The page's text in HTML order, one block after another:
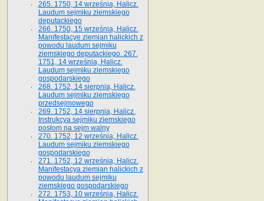
265. 1750, 14 września, Halicz.
Laudum sejmiku ziemskiego
deputackiego
266. 1750, 15 września, Halicz.
Manifestacye ziemian halickich z
powodu laudum sejmiku
ziemskiego deputackiego. 267.
1751, 14 września, Halicz.
Laudum sejmiku ziemskiego
gospodarskiego
268. 1752, 14 sierpnia, Halicz.
Laudum sejmiku ziemskiego
przedsejmowego
269. 1752, 14 sierpnia, Halicz.
Instrukcya sejmiku ziemskiego
posłom na sejm walny
270. 1752, 12 września, Halicz.
Laudum sejmiku ziemskiego
gospodarskiego
271. 1752, 12 września, Halicz.
Manifestacya ziemian halickich z
powodu laudum sejmiku
ziemskiego gospodarskiego
272. 1753, 10 września, Halicz.